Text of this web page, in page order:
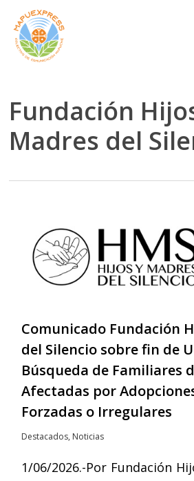
Skip
main
Fundación
Madres del
Comunicado Fundación
del Silencio sobre fin de
Búsqueda de Familiares
Afectadas por
Forzadas o Irregulares
Destacados, Noticias
1/06/2026.-Por Fundación